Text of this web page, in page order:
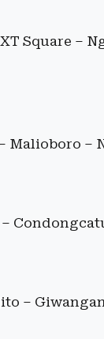
Square –
Malioboro –
– Giwangan